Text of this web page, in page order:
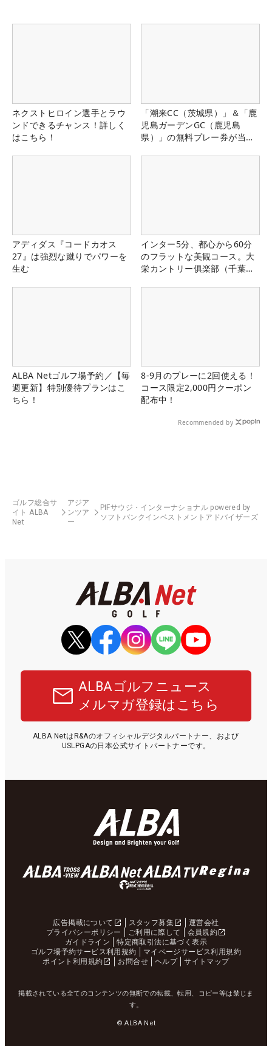
ネクストヒロイン選手とラウ
ンドできるチャンス！詳しく
はこちら！
「潮来CC（茨城県）」＆「鹿
児島ガーデンGC（鹿児島
県）」の無料プレー券が当た
アディダス『コードカオス
27』は強烈な蹴りでパワーを
生む
インター5分、都心から60分
のフラットな美観コース。大
栄カントリー俱楽部（千葉
ALBA Netゴルフ場予約／【毎
週更新】特別優待プランはこ
ちら！
8-9月のプレーに2回使える！
コース限定2,000円クーポン
配布中！
Recommended by
ゴルフ総合サ
イト ALBA
Net
アジア
ンツア
ー
PIFサウジ・インターナショナル powered by
ソフトバンクインベストメントアドバイザーズ
ALBAゴルフニュース
メルマガ登録はこちら
ALBA NetはR&Aのオフィシャルデジタルパートナー、および
USLPGAの日本公式サイトパートナーです。
広告掲載について スタッフ募集
運営会社
プライバシーポリシー
ご利用に際して
会員規約
ガイドライン
特定商取引法に基づく表示
ゴルフ場予約サービス利用規約
マイページサービス利用規約
ポイント利用規約
お問合せ ヘルプ サイトマップ
掲載されている全てのコンテンツの無断での転載、転用、コピー等は禁じま
す。
© ALBA Net